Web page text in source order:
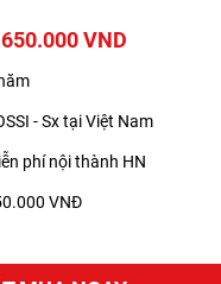
VND
- Sx tại Việt Nam
phí nội thành HN
VNĐ